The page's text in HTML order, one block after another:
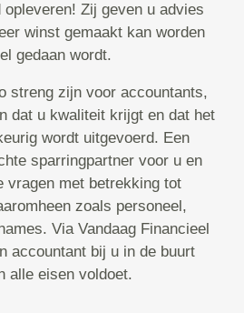
Zij geven u advies
winst gemaakt kan worden
gedaan wordt.
streng zijn voor accountants,
dat u kwaliteit krijgt en dat het
wordt uitgevoerd. Een
sparringpartner voor u en
vragen met betrekking tot
zoals personeel,
Via Vandaag Financieel
accountant bij u in de buurt
alle eisen voldoet.